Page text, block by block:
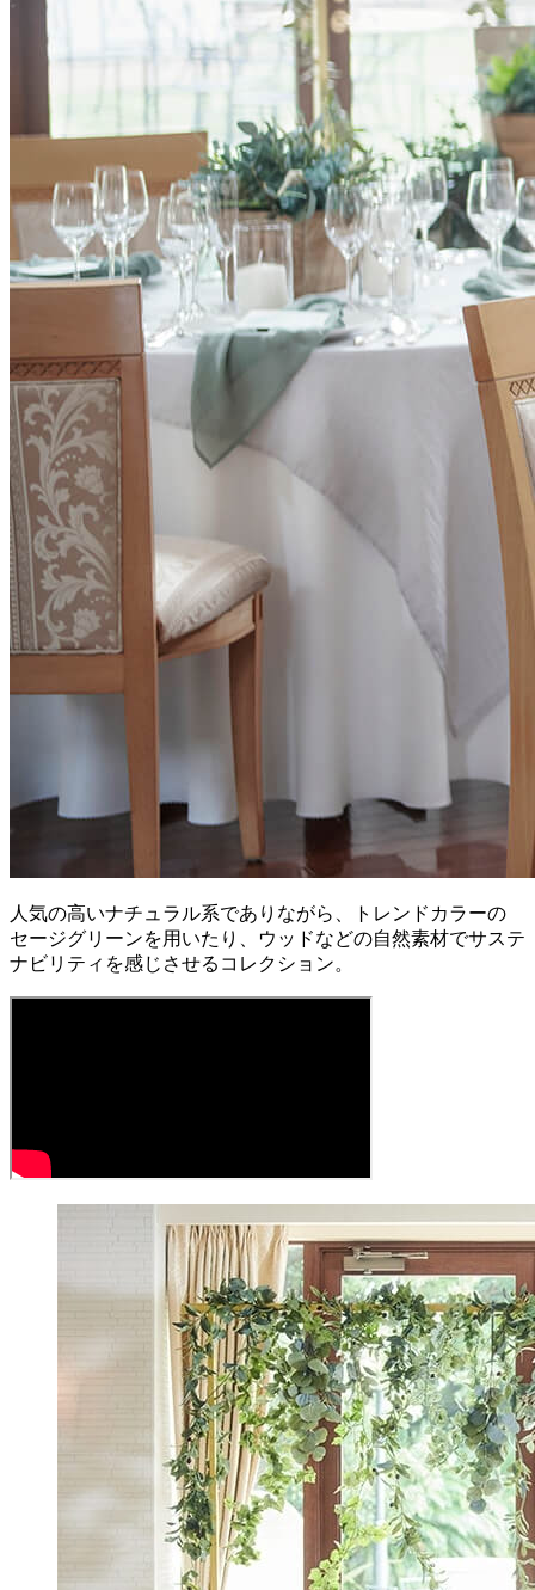
人気の高いナチュラル系でありながら、トレンドカラーの
セージグリーンを用いたり、ウッドなどの自然素材でサステ
ナビリティを感じさせるコレクション。